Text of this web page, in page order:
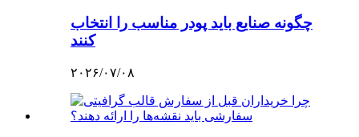
چگونه صنایع باید پودر مناسب را انتخاب
کنند
۲۰۲۶/۰۷/۰۸